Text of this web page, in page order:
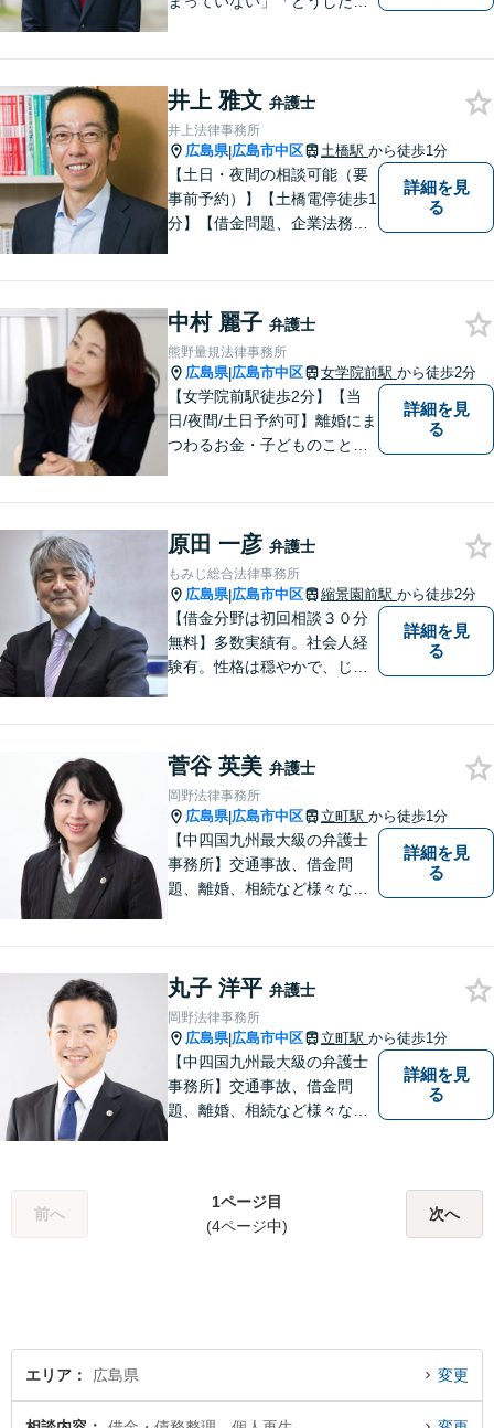
件、借金問題、消費者被害を
取り扱っております。
井上 雅文 弁護士
井上法律事務所
広島県|広島市中区 土橋駅 から徒歩1分
【土日・夜間の相談可能（要
事前予約）】【土橋電停徒歩1
分】【借金問題、企業法務、
件を多く取り扱っておりま
す。お気軽に問い合わせくだ
さい。
詳細を見
る
中村 麗子 弁護士
熊野量規法律事務所
広島県|広島市中区 女学院前駅 から徒歩2分
【女学院前駅徒歩2分】【当
日/夜間/土日予約可】離婚にま
つわるお金・子どものこと、
せください。丁寧にお話を伺
い、お一人おひとりに合った
解決方法を提案します。
詳細を見
る
原田 一彦 弁護士
もみじ総合法律事務所
広島県|広島市中区 縮景園前駅 から徒歩2分
【借金分野は初回相談３０分
無料】多数実績有。社会人経
験有。性格は穏やかで、じっ
詳細を見
る
菅谷 英美 弁護士
岡野法律事務所
広島県|広島市中区 立町駅 から徒歩1分
【中四国九州最大級の弁護士
事務所】交通事故、借金問
題、離婚、相続など様々な問
い！
詳細を見
る
丸子 洋平 弁護士
岡野法律事務所
広島県|広島市中区 立町駅 から徒歩1分
【中四国九州最大級の弁護士
事務所】交通事故、借金問
題、離婚、相続など様々な問
詳細を見
る
前へ
1ページ目
(4ページ中)
次へ
エリア 広島県 変更